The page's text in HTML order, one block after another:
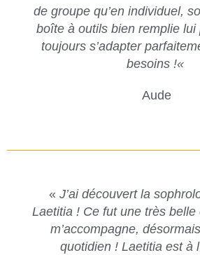
de groupe qu’en individuel,
boîte à outils bien remplie lui
toujours s’adapter
besoins !«
Aude
« J’ai découvert la
Laetitia ! Ce fut une très
m’accompagne,
quotidien ! Laetitia est à